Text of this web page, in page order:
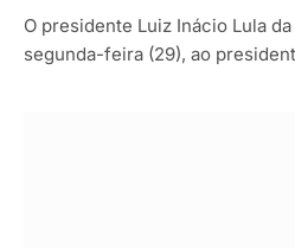
O presidente Luiz Inácio Lula
segunda-feira (29), ao